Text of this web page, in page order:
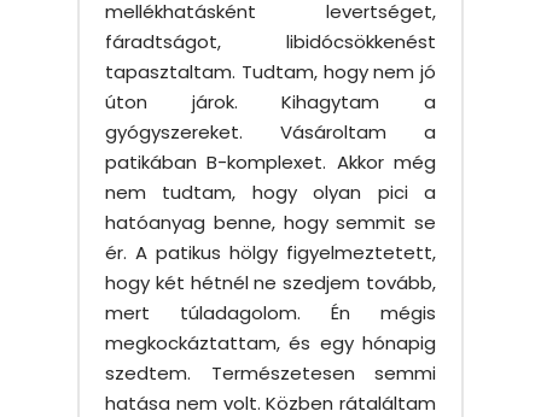
mellékhatásként levertséget,
fáradtságot, libidócsökkenést
tapasztaltam. Tudtam, hogy nem jó
úton járok. Kihagytam a
gyógyszereket. Vásároltam a
patikában B-komplexet. Akkor még
nem tudtam, hogy olyan pici a
hatóanyag benne, hogy semmit se
ér. A patikus hölgy figyelmeztetett,
hogy két hétnél ne szedjem tovább,
mert túladagolom. Én mégis
megkockáztattam, és egy hónapig
szedtem. Természetesen semmi
hatása nem volt. Közben rátaláltam